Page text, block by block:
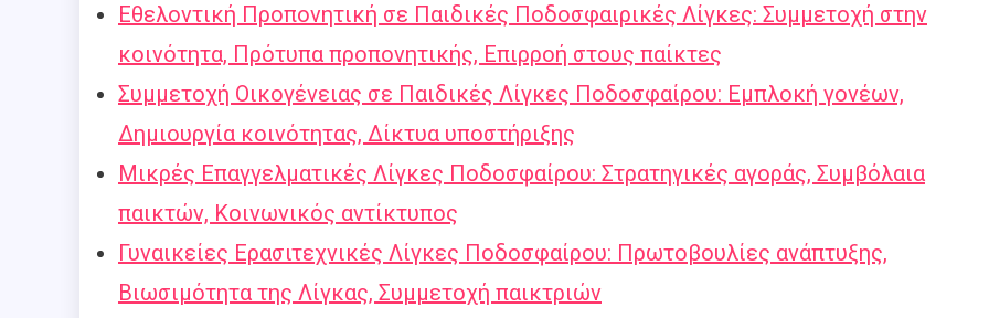
Εθελοντική Προπονητική σε Παιδικές Ποδοσφαιρικές Λίγκες: Συμμετοχή στην
κοινότητα, Πρότυπα προπονητικής, Επιρροή στους παίκτες
Συμμετοχή Οικογένειας σε Παιδικές Λίγκες Ποδοσφαίρου: Εμπλοκή γονέων,
Δημιουργία κοινότητας, Δίκτυα υποστήριξης
Μικρές Επαγγελματικές Λίγκες Ποδοσφαίρου: Στρατηγικές αγοράς, Συμβόλαια
παικτών, Κοινωνικός αντίκτυπος
Γυναικείες Ερασιτεχνικές Λίγκες Ποδοσφαίρου: Πρωτοβουλίες ανάπτυξης,
Βιωσιμότητα της Λίγκας, Συμμετοχή παικτριών